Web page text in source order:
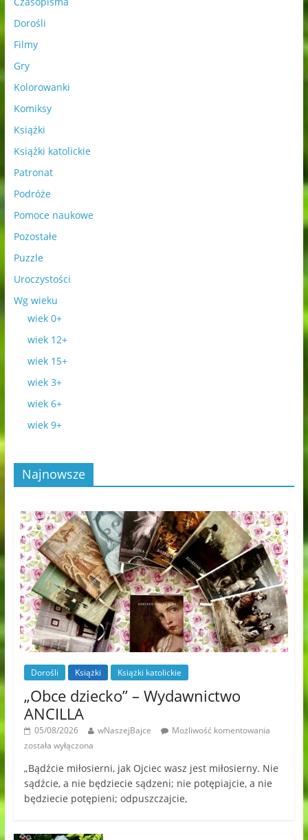
Dorośli
Filmy
Gry
Kolorowanki
Komiksy
Książki
Książki katolickie
Patronat
Podróże
Pomoce naukowe
Pozostałe
Puzzle
Uroczystości
Wg wieku
wiek 0+
wiek 12+
wiek 15+
wiek 3+
wiek 6+
wiek 9+
Najnowsze
Dorośli Książki Książki katolickie
„Obce dziecko” – Wydawnictwo
ANCILLA
05/08/2026 wNaszejBajce
Możliwość komentowania
została wyłączona
„Bądźcie miłosierni, jak Ojciec wasz jest miłosierny. Nie
sądźcie, a nie będziecie sądzeni; nie potępiajcie, a nie
będziecie potępieni; odpuszczajcie,